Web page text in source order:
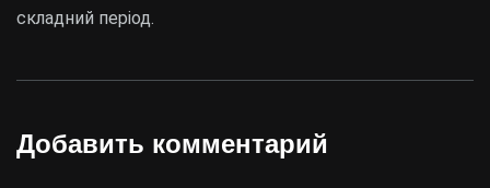
складний період.
Добавить комментарий